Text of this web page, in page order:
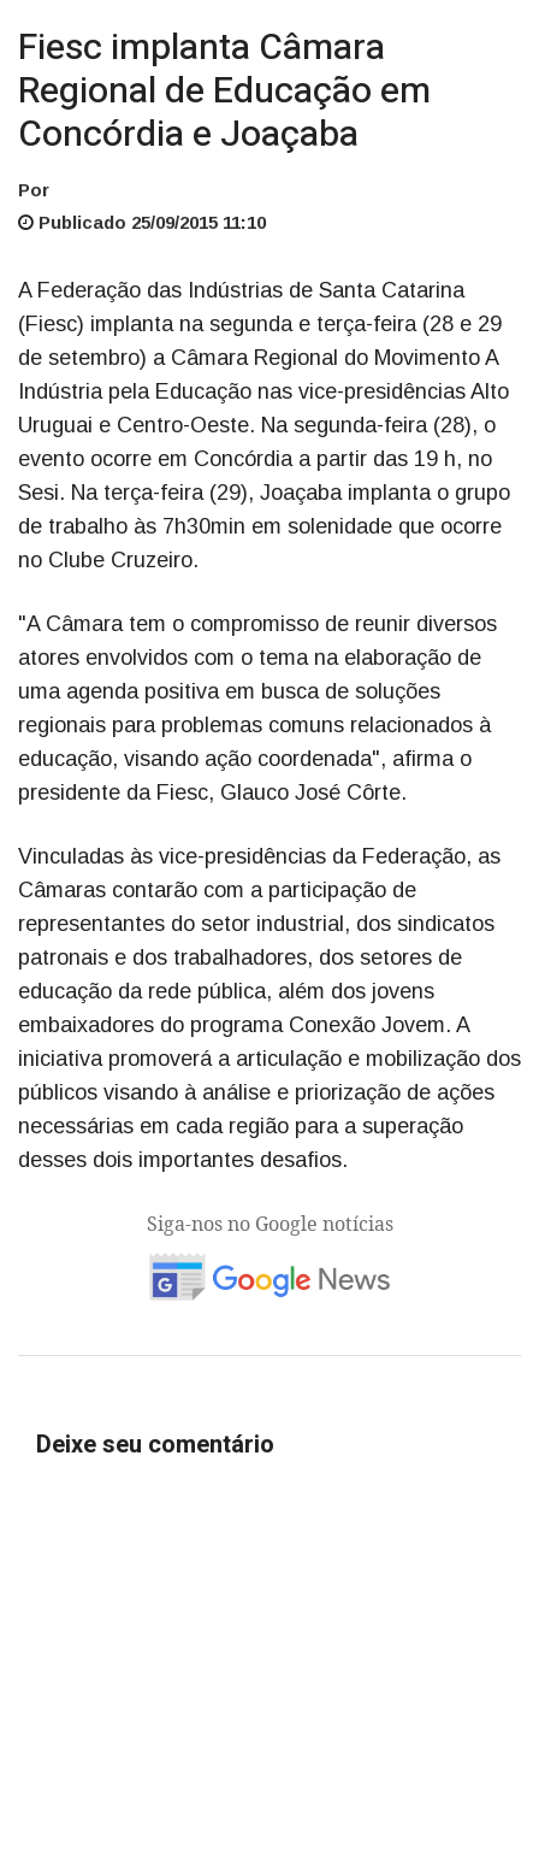
Fiesc implanta Câmara
Regional de Educação em
Concórdia e Joaçaba
Por
Publicado 25/09/2015 11:10
A Federação das Indústrias de Santa Catarina
(Fiesc) implanta na segunda e terça-feira (28 e 29
de setembro) a Câmara Regional do Movimento A
Indústria pela Educação nas vice-presidências Alto
Uruguai e Centro-Oeste. Na segunda-feira (28), o
evento ocorre em Concórdia a partir das 19 h, no
Sesi. Na terça-feira (29), Joaçaba implanta o grupo
de trabalho às 7h30min em solenidade que ocorre
no Clube Cruzeiro.
"A Câmara tem o compromisso de reunir diversos
atores envolvidos com o tema na elaboração de
uma agenda positiva em busca de soluções
regionais para problemas comuns relacionados à
educação, visando ação coordenada", afirma o
presidente da Fiesc, Glauco José Côrte.
Vinculadas às vice-presidências da Federação, as
Câmaras contarão com a participação de
representantes do setor industrial, dos sindicatos
patronais e dos trabalhadores, dos setores de
educação da rede pública, além dos jovens
embaixadores do programa Conexão Jovem. A
iniciativa promoverá a articulação e mobilização dos
públicos visando à análise e priorização de ações
necessárias em cada região para a superação
desses dois importantes desafios.
Siga-nos no Google notícias
Deixe seu comentário